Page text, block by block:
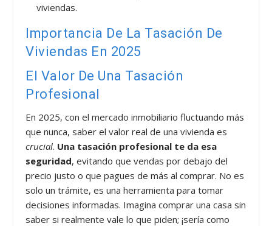
viviendas.
Importancia De La Tasación De
Viviendas En 2025
El Valor De Una Tasación
Profesional
En 2025, con el mercado inmobiliario fluctuando más
que nunca, saber el valor real de una vivienda es
crucial. Una tasación profesional te da esa
seguridad, evitando que vendas por debajo del
precio justo o que pagues de más al comprar. No es
solo un trámite, es una herramienta para tomar
decisiones informadas. Imagina comprar una casa sin
saber si realmente vale lo que piden; ¡sería como